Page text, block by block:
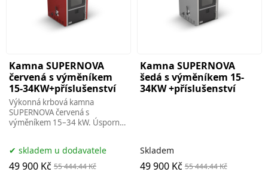
Kamna SUPERNOVA
červená s výměníkem
15-34KW+příslušenství
Výkonná krbová kamna
SUPERNOVA červená s
výměníkem 15–34 kW. Úsporný
skladem u dodavatele
49 900 Kč 55 444.44 Kč
Kamna SUPERNOVA
šedá s výměníkem 15-
34KW +příslušenství
Skladem
49 900 Kč 55 444.44 Kč